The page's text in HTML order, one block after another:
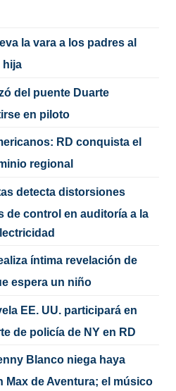
la vara a los padres al
hija
del puente Duarte
en piloto
RD conquista el
regional
detecta distorsiones
de control en auditoría a la
íntima revelación de
espera un niño
EE. UU. participará en
de policía de NY en RD
Blanco niega haya
Max de Aventura; el músico